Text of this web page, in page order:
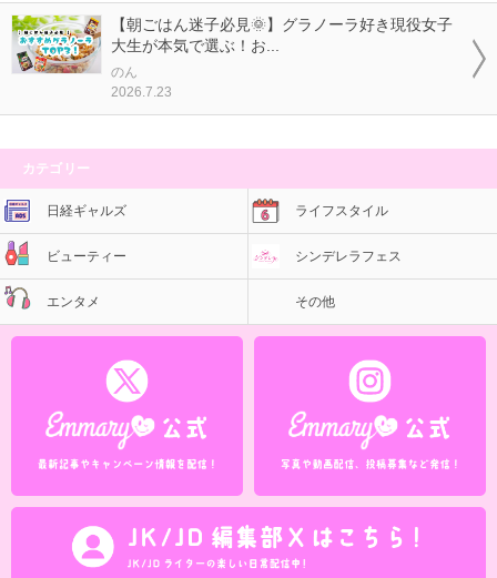
【朝ごはん迷子必見🌞】グラノーラ好き現役女子
大生が本気で選ぶ！お...
のん
2026.7.23
カテゴリー
日経ギャルズ ライフスタイル
ビューティー シンデレラフェス
エンタメ その他